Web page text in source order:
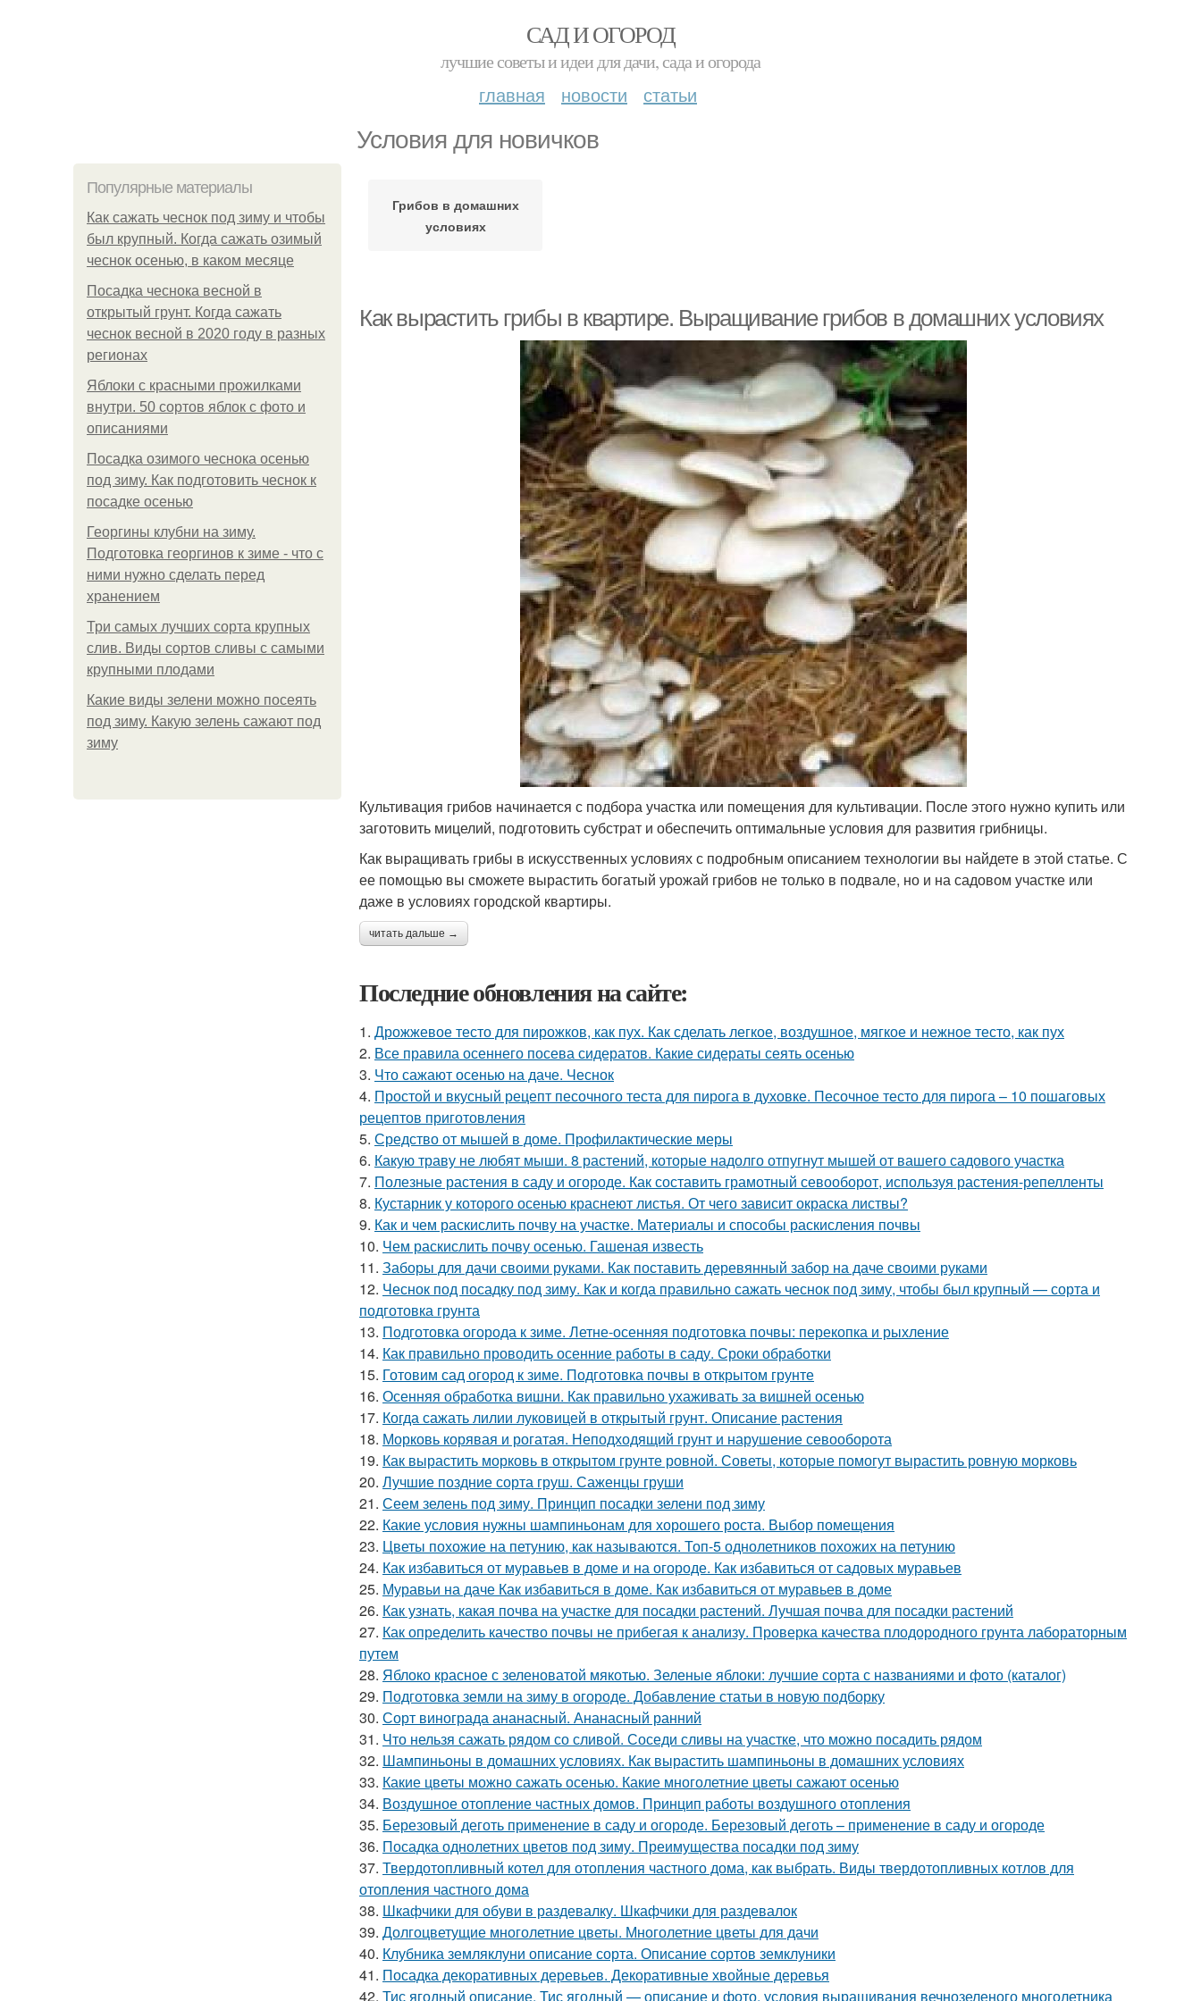
САД И ОГОРОД
лучшие советы и идеи для дачи, сада и огорода
главная новости статьи
Условия для новичков
Популярные материалы
Как сажать чеснок под зиму и чтобы
был крупный. Когда сажать озимый
чеснок осенью, в каком месяце
Посадка чеснока весной в
открытый грунт. Когда сажать
чеснок весной в 2020 году в разных
регионах
Яблоки с красными прожилками
внутри. 50 сортов яблок с фото и
описаниями
Посадка озимого чеснока осенью
под зиму. Как подготовить чеснок к
посадке осенью
Георгины клубни на зиму.
Подготовка георгинов к зиме - что с
ними нужно сделать перед
хранением
Три самых лучших сорта крупных
слив. Виды сортов сливы с самыми
крупными плодами
Какие виды зелени можно посеять
под зиму. Какую зелень сажают под
зиму
Грибов в домашних
условиях
Как вырастить грибы в квартире. Выращивание грибов в домашних условиях
Культивация грибов начинается с подбора участка или помещения для культивации. После этого нужно купить или
заготовить мицелий, подготовить субстрат и обеспечить оптимальные условия для развития грибницы.
Как выращивать грибы в искусственных условиях с подробным описанием технологии вы найдете в этой статье. С
ее помощью вы сможете вырастить богатый урожай грибов не только в подвале, но и на садовом участке или
даже в условиях городской квартиры.
читать дальше →
Последние обновления на сайте:
1. Дрожжевое тесто для пирожков, как пух. Как сделать легкое, воздушное, мягкое и нежное тесто, как пух
2. Все правила осеннего посева сидератов. Какие сидераты сеять осенью
3. Что сажают осенью на даче. Чеснок
4. Простой и вкусный рецепт песочного теста для пирога в духовке. Песочное тесто для пирога – 10 пошаговых
рецептов приготовления
5. Средство от мышей в доме. Профилактические меры
6. Какую траву не любят мыши. 8 растений, которые надолго отпугнут мышей от вашего садового участка
7. Полезные растения в саду и огороде. Как составить грамотный севооборот, используя растения-репелленты
8. Кустарник у которого осенью краснеют листья. От чего зависит окраска листвы?
9. Как и чем раскислить почву на участке. Материалы и способы раскисления почвы
10. Чем раскислить почву осенью. Гашеная известь
11. Заборы для дачи своими руками. Как поставить деревянный забор на даче своими руками
12. Чеснок под посадку под зиму. Как и когда правильно сажать чеснок под зиму, чтобы был крупный — сорта и
подготовка грунта
13. Подготовка огорода к зиме. Летне-осенняя подготовка почвы: перекопка и рыхление
14. Как правильно проводить осенние работы в саду. Сроки обработки
15. Готовим сад огород к зиме. Подготовка почвы в открытом грунте
16. Осенняя обработка вишни. Как правильно ухаживать за вишней осенью
17. Когда сажать лилии луковицей в открытый грунт. Описание растения
18. Морковь корявая и рогатая. Неподходящий грунт и нарушение севооборота
19. Как вырастить морковь в открытом грунте ровной. Советы, которые помогут вырастить ровную морковь
20. Лучшие поздние сорта груш. Саженцы груши
21. Сеем зелень под зиму. Принцип посадки зелени под зиму
22. Какие условия нужны шампиньонам для хорошего роста. Выбор помещения
23. Цветы похожие на петунию, как называются. Топ-5 однолетников похожих на петунию
24. Как избавиться от муравьев в доме и на огороде. Как избавиться от садовых муравьев
25. Муравьи на даче Как избавиться в доме. Как избавиться от муравьев в доме
26. Как узнать, какая почва на участке для посадки растений. Лучшая почва для посадки растений
27. Как определить качество почвы не прибегая к анализу. Проверка качества плодородного грунта лабораторным
путем
28. Яблоко красное с зеленоватой мякотью. Зеленые яблоки: лучшие сорта с названиями и фото (каталог)
29. Подготовка земли на зиму в огороде. Добавление статьи в новую подборку
30. Сорт винограда ананасный. Ананасный ранний
31. Что нельзя сажать рядом со сливой. Соседи сливы на участке, что можно посадить рядом
32. Шампиньоны в домашних условиях. Как вырастить шампиньоны в домашних условиях
33. Какие цветы можно сажать осенью. Какие многолетние цветы сажают осенью
34. Воздушное отопление частных домов. Принцип работы воздушного отопления
35. Березовый деготь применение в саду и огороде. Березовый деготь – применение в саду и огороде
36. Посадка однолетних цветов под зиму. Преимущества посадки под зиму
37. Твердотопливный котел для отопления частного дома, как выбрать. Виды твердотопливных котлов для
отопления частного дома
38. Шкафчики для обуви в раздевалку. Шкафчики для раздевалок
39. Долгоцветущие многолетние цветы. Многолетние цветы для дачи
40. Клубника земляклуни описание сорта. Описание сортов земклуники
41. Посадка декоративных деревьев. Декоративные хвойные деревья
42. Тис ягодный описание. Тис ягодный — описание и фото, условия выращивания вечнозеленого многолетника